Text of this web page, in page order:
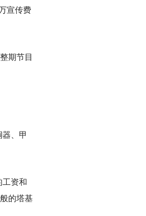
宣传费
期节目
、甲
工资和
的塔基